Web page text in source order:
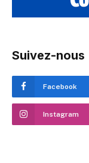
Suivez-nous
Facebook
Instagram